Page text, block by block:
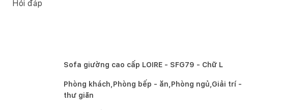
Hỏi đáp
Sofa giường cao cấp LOIRE - SFG79 - Chữ L
Phòng khách,Phòng bếp - ăn,Phòng ngủ,Giải trí -
thư giãn